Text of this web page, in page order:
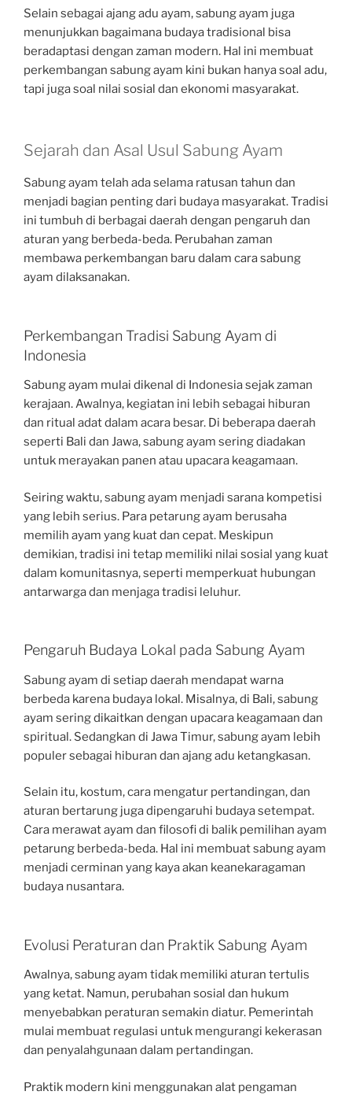
Selain sebagai ajang adu ayam, sabung ayam juga
menunjukkan bagaimana budaya tradisional bisa
beradaptasi dengan zaman modern. Hal ini membuat
perkembangan sabung ayam kini bukan hanya soal adu,
tapi juga soal nilai sosial dan ekonomi masyarakat.
Sejarah dan Asal Usul Sabung Ayam
Sabung ayam telah ada selama ratusan tahun dan
menjadi bagian penting dari budaya masyarakat. Tradisi
ini tumbuh di berbagai daerah dengan pengaruh dan
aturan yang berbeda-beda. Perubahan zaman
membawa perkembangan baru dalam cara sabung
ayam dilaksanakan.
Perkembangan Tradisi Sabung Ayam di
Indonesia
Sabung ayam mulai dikenal di Indonesia sejak zaman
kerajaan. Awalnya, kegiatan ini lebih sebagai hiburan
dan ritual adat dalam acara besar. Di beberapa daerah
seperti Bali dan Jawa, sabung ayam sering diadakan
untuk merayakan panen atau upacara keagamaan.
Seiring waktu, sabung ayam menjadi sarana kompetisi
yang lebih serius. Para petarung ayam berusaha
memilih ayam yang kuat dan cepat. Meskipun
demikian, tradisi ini tetap memiliki nilai sosial yang kuat
dalam komunitasnya, seperti memperkuat hubungan
antarwarga dan menjaga tradisi leluhur.
Pengaruh Budaya Lokal pada Sabung Ayam
Sabung ayam di setiap daerah mendapat warna
berbeda karena budaya lokal. Misalnya, di Bali, sabung
ayam sering dikaitkan dengan upacara keagamaan dan
spiritual. Sedangkan di Jawa Timur, sabung ayam lebih
populer sebagai hiburan dan ajang adu ketangkasan.
Selain itu, kostum, cara mengatur pertandingan, dan
aturan bertarung juga dipengaruhi budaya setempat.
Cara merawat ayam dan filosofi di balik pemilihan ayam
petarung berbeda-beda. Hal ini membuat sabung ayam
menjadi cerminan yang kaya akan keanekaragaman
budaya nusantara.
Evolusi Peraturan dan Praktik Sabung Ayam
Awalnya, sabung ayam tidak memiliki aturan tertulis
yang ketat. Namun, perubahan sosial dan hukum
menyebabkan peraturan semakin diatur. Pemerintah
mulai membuat regulasi untuk mengurangi kekerasan
dan penyalahgunaan dalam pertandingan.
Praktik modern kini menggunakan alat pengaman